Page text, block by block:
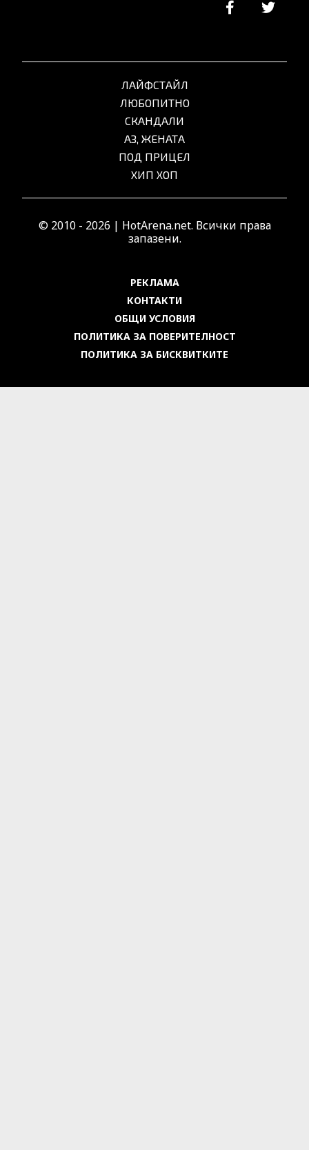
ЛАЙФСТАЙЛ
ЛЮБОПИТНО
СКАНДАЛИ
АЗ, ЖЕНАТА
ПОД ПРИЦЕЛ
ХИП ХОП
© 2010 - 2026 | HotArena.net. Всички права
запазени.
РЕКЛАМА
КОНТАКТИ
ОБЩИ УСЛОВИЯ
ПОЛИТИКА ЗА ПОВЕРИТЕЛНОСТ
ПОЛИТИКА ЗА БИСКВИТКИТЕ